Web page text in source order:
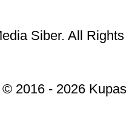
Siber. All Rights
2016 - 2026 Kupas